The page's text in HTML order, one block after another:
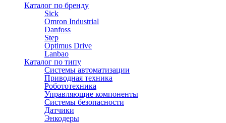
Каталог по бренду
Sick
Omron Industrial
Danfoss
Step
Optimus Drive
Lanbao
Каталог по типу
Системы автоматизации
Приводная техника
Робототехника
Управляющие компоненты
Системы безопасности
Датчики
Энкодеры